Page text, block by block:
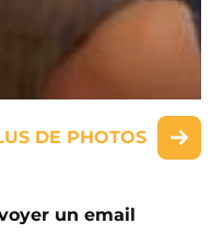
DE PHOTOS
un email